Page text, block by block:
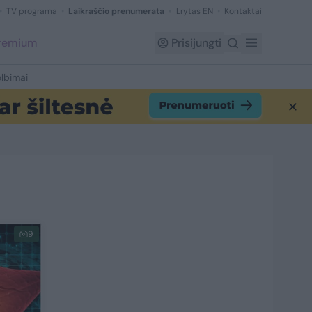
TV programa Laikraščio prenumerata Lrytas EN Kontaktai
Prisijungti
9